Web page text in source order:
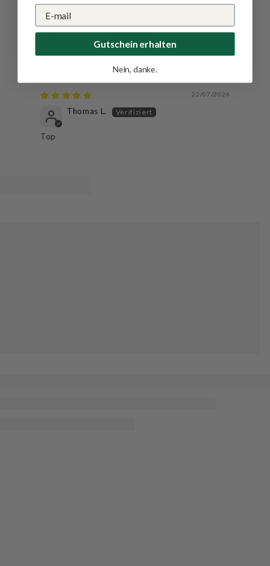
Francis S.
Trek'n Eat 7 Tage Ration “MEAT”
22/07/2024
Thomas L.
Top
Gutschein erhalten
Nein, danke.